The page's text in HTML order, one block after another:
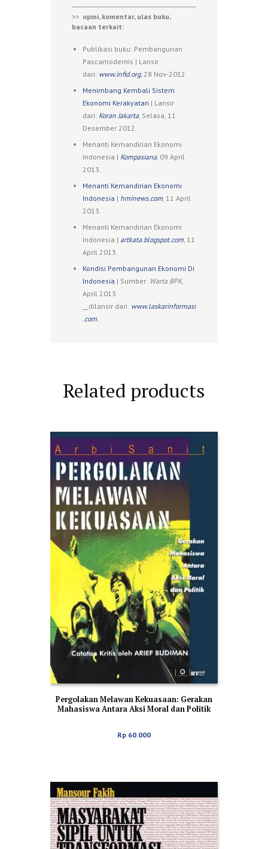
>> opini, komentar, ulas buku,
bacaan terkait:
Publikasi buku: Pembangunan
Pascamodernis | Lansir
dari: www.infid.org, 28 Nov-2012.
Menimbang Kembali Sistem
Ekonomi Kerakyatan | Lansir
dari: Koran Jakarta, Selasa, 11
Desember 2012.
Menanti Kemandirian Ekonomi
Indonesia | Kompasiana, 09 April
2013.
Menanti Kemandirian Ekonomi
Indonesia | hminews.com , 11 April
2013.
Menanti Kemandirian Ekonomi
Indonesia | artkata.blogspot.com , 11
April 2013.
Kondisi Pembangunan Ekonomi Di
Indonesia | Sumber: Warta BPK,
April 2013
__dilansir dari: www.laskarinformasi
.com
Related products
Pergolakan Melawan Kekuasaan: Gerakan
Mahasiswa Antara Aksi Moral dan Politik
Rp 60.000